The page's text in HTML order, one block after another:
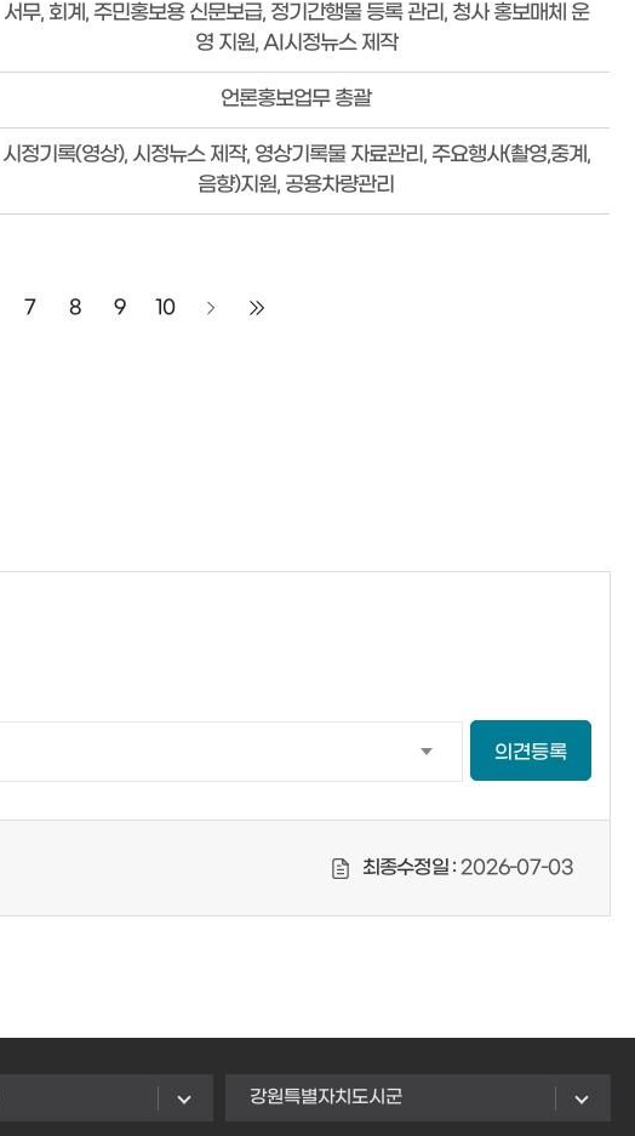
서무, 회계, 주민홍보용 신문보급, 정기간행물 등록 관리, 청사 홍보매체 운
영 지원, AI시정뉴스 제작
언론홍보업무 총괄
시정기록(영상), 시정뉴스 제작, 영상기록물 자료관리, 주요행사(촬영,중계,
음향)지원, 공용차량관리
7 8 9 10
의견등록
최종수정일 : 2026-07-03
강원특별자치도시군